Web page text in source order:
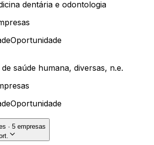
dentária e odontologia
Oportunidade
saúde humana, diversas, n.e.
Oportunidade
· 5 empresas